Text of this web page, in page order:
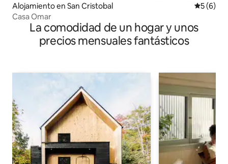
Alojamiento en San Cristobal
5 (6)
Casa Omar
La comodidad de un hogar y unos
precios mensuales fantásticos